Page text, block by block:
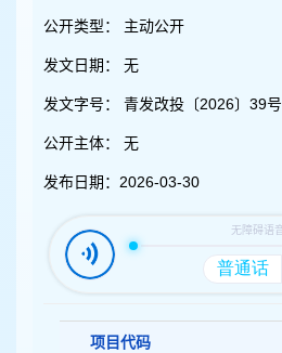
公开类型： 主动公开
发文日期： 无
发文字号： 青发改投〔2026〕39号
公开主体： 无
发布日期： 2026-03-30
项目代码